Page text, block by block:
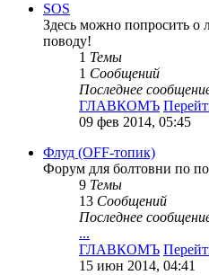
SOS
Здесь можно попросить
поводу!
1 Темы
1 Сообщений
Последнее
ГЛАВКОМЪ
09 фев 2014, 05:45
Флуд (OFF-топик)
Форум для болтовни по
9 Темы
13 Сообщений
Последнее
...
ГЛАВКОМЪ
15 июн 2014, 04:41